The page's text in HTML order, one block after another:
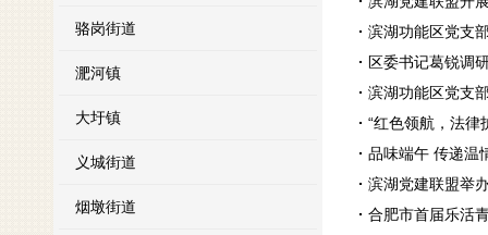
骆岗街道
淝河镇
大圩镇
义城街道
烟墩街道
滨湖功能区党支
区委书记葛锐调
滨湖功能区党支
“红色领航，法律
品味端午 传递
滨湖党建联盟举
合肥市首届乐活